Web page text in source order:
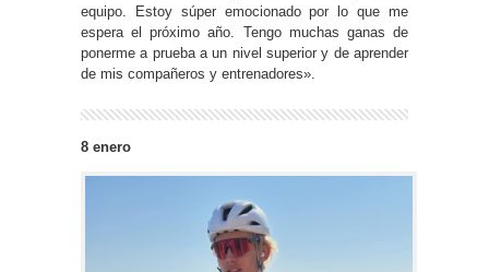
equipo. Estoy súper emocionado por lo que me
espera el próximo año. Tengo muchas ganas de
ponerme a prueba a un nivel superior y de aprender
de mis compañeros y entrenadores».
8 enero